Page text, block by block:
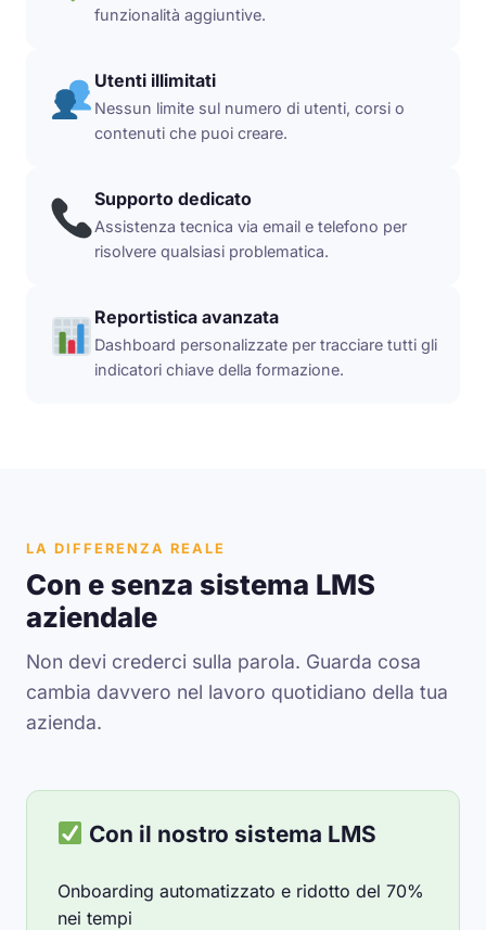
funzionalità aggiuntive.
Utenti illimitati
Nessun limite sul numero di utenti, corsi o
contenuti che puoi creare.
Supporto dedicato
Assistenza tecnica via email e telefono per
risolvere qualsiasi problematica.
Reportistica avanzata
Dashboard personalizzate per tracciare tutti gli
indicatori chiave della formazione.
LA DIFFERENZA REALE
Con e senza sistema LMS
aziendale
Non devi crederci sulla parola. Guarda cosa
cambia davvero nel lavoro quotidiano della tua
azienda.
Con il nostro sistema LMS
Onboarding automatizzato e ridotto del 70%
nei tempi